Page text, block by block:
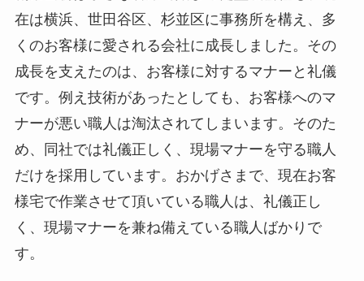
在は横浜、世田谷区、杉並区に事務所を構え、多
くのお客様に愛される会社に成長しました。その
成長を支えたのは、お客様に対するマナーと礼儀
です。例え技術があったとしても、お客様へのマ
ナーが悪い職人は淘汰されてしまいます。そのた
め、同社では礼儀正しく、現場マナーを守る職人
だけを採用しています。おかげさまで、現在お客
様宅で作業させて頂いている職人は、礼儀正し
く、現場マナーを兼ね備えている職人ばかりで
す。